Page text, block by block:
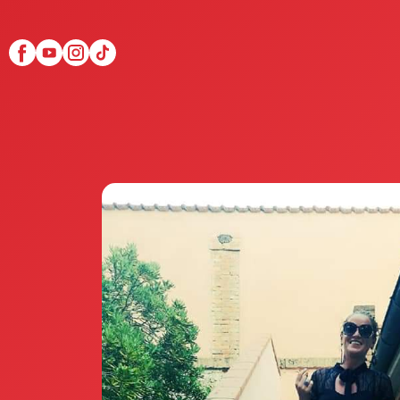
Scopri Club di Più
Le testimonianze
La fondatrice Valeria